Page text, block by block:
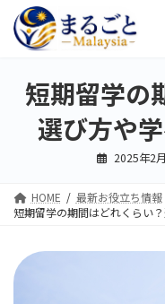
短期留学の
選び方や
2025年2
HOME 最新お役立ち情報
短期留学の期間はどれくらい